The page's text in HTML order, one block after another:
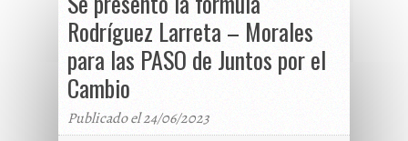
Rodríguez Larreta – Morales
para las PASO de Juntos por el
Cambio
Publicado el 24/06/2023